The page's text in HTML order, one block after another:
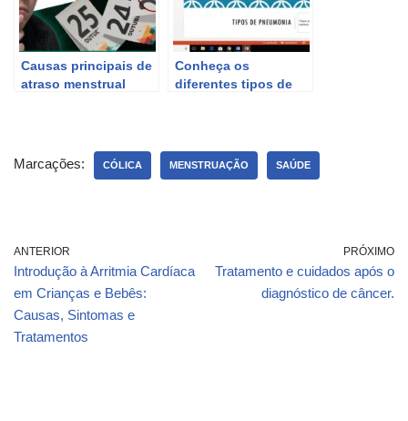
Causas principais de
atraso menstrual
Conheça os
diferentes tipos de
Marcações: CÓLICA MENSTRUAÇÃO SAÚDE
ANTERIOR
Introdução à Arritmia Cardíaca
em Crianças e Bebês:
Causas, Sintomas e
Tratamentos
PRÓXIMO
Tratamento e cuidados após o
diagnóstico de câncer.